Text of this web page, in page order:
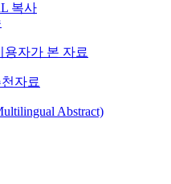
복사
용자가 본 자료
자료
Abstract)